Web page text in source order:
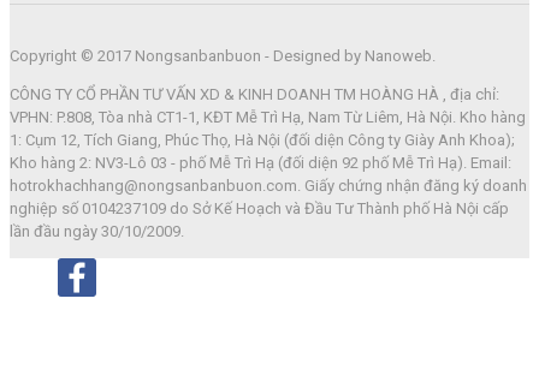
Copyright © 2017 Nongsanbanbuon - Designed by Nanoweb.
CÔNG TY CỔ PHẦN TƯ VẤN XD & KINH DOANH TM HOÀNG HÀ , địa chỉ:
VPHN: P.808, Tòa nhà CT1-1, KĐT Mễ Trì Hạ, Nam Từ Liêm, Hà Nội. Kho hàng
1: Cụm 12, Tích Giang, Phúc Thọ, Hà Nội (đối diện Công ty Giày Anh Khoa);
Kho hàng 2: NV3-Lô 03 - phố Mễ Trì Hạ (đối diện 92 phố Mễ Trì Hạ). Email:
hotrokhachhang@nongsanbanbuon.com. Giấy chứng nhận đăng ký doanh
nghiệp số 0104237109 do Sở Kế Hoạch và Đầu Tư Thành phố Hà Nội cấp
lần đầu ngày 30/10/2009.